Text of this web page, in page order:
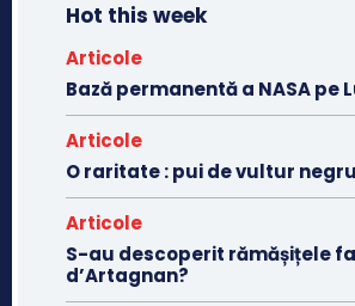
Hot this week
Articole
Bază permanentă a NASA pe
Articole
O raritate : pui de vultur negru
Articole
S-au descoperit rămășițele
d’Artagnan?